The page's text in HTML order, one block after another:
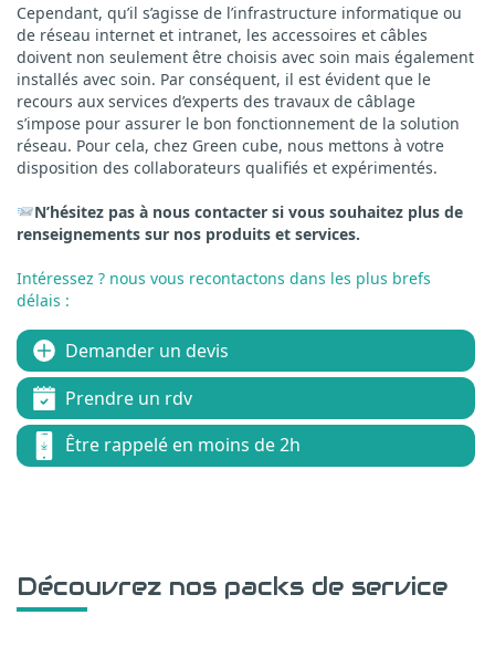
Cependant, qu’il s’agisse de l’infrastructure informatique ou
de réseau internet et intranet, les accessoires et câbles
doivent non seulement être choisis avec soin mais également
installés avec soin. Par conséquent, il est évident que le
recours aux services d’experts des travaux de câblage
s’impose pour assurer le bon fonctionnement de la solution
réseau. Pour cela, chez Green cube, nous mettons à votre
disposition des collaborateurs qualifiés et expérimentés.
N’hésitez pas à nous contacter si vous souhaitez plus de
renseignements sur nos produits et services.
Intéressez ? nous vous recontactons dans les plus brefs
délais :
Demander un devis
Prendre un rdv
Être rappelé en moins de 2h
Découvrez nos packs de service